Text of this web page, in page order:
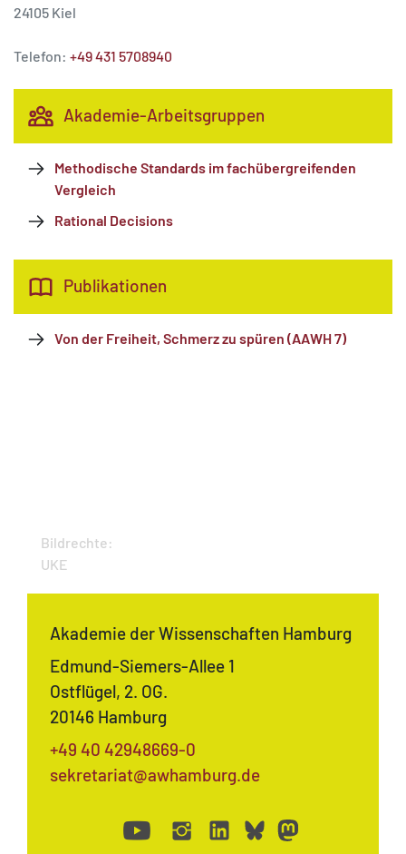
24105 Kiel
Telefon: +49 431 5708940
Akademie-Arbeitsgruppen
Methodische Standards im fachübergreifenden
Vergleich
Rational Decisions
Publikationen
Von der Freiheit, Schmerz zu spüren (AAWH 7)
Bildrechte:
UKE
Akademie der Wissenschaften Hamburg
Edmund-Siemers-Allee 1
Ostflügel, 2. OG.
20146 Hamburg
+49 40 42948669-0
sekretariat@awhamburg.de